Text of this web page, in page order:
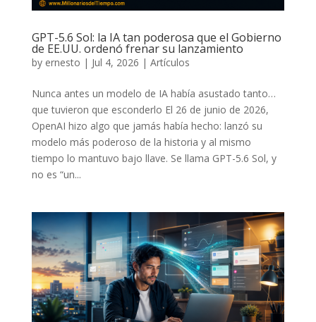
GPT-5.6 Sol: la IA tan poderosa que el Gobierno
de EE.UU. ordenó frenar su lanzamiento
by ernesto | Jul 4, 2026 | Artículos
Nunca antes un modelo de IA había asustado tanto…
que tuvieron que esconderlo El 26 de junio de 2026,
OpenAI hizo algo que jamás había hecho: lanzó su
modelo más poderoso de la historia y al mismo
tiempo lo mantuvo bajo llave. Se llama GPT-5.6 Sol, y
no es “un...